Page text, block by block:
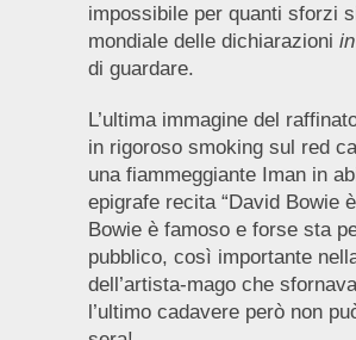
impossibile per quanti sforzi
mondiale delle dichiarazioni
di guardare.
L’ultima immagine del
in rigoroso smoking sul red
una fiammeggiante Iman in
epigrafe recita “David Bowie
Bowie è famoso e forse sta
pubblico, così importante
dell’artista-mago che
l’ultimo cadavere però non